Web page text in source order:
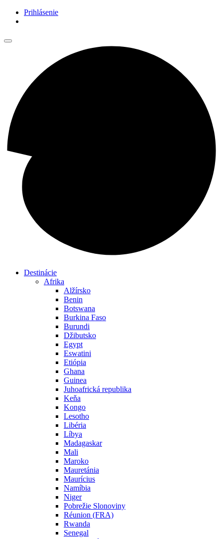
Prihlásenie
Destinácie
Afrika
Alžírsko
Benin
Botswana
Burkina Faso
Burundi
Džibutsko
Egypt
Eswatini
Etiópia
Ghana
Guinea
Juhoafrická republika
Keňa
Kongo
Lesotho
Libéria
Líbya
Madagaskar
Mali
Maroko
Mauretánia
Maurícius
Namíbia
Niger
Pobrežie Slonoviny
Réunion (FRA)
Rwanda
Senegal